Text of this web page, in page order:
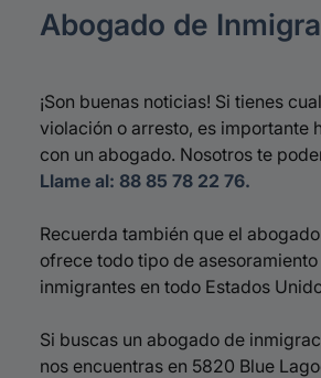
Abogado de
¡Son buenas noticias! Si tienes
violación o arresto, es importante
con un abogado. Nosotros te
Llame al: 88 85 78 22 76.
Recuerda también que el
ofrece todo tipo de
inmigrantes en todo Estados
Si buscas un abogado de
nos encuentras en 5820 Blue